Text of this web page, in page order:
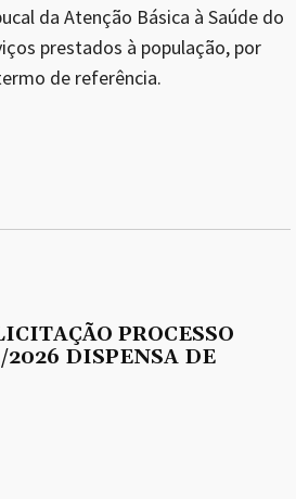
da Atenção Básica à Saúde do
prestados à população, por
de referência.
PROCESSO
DISPENSA DE